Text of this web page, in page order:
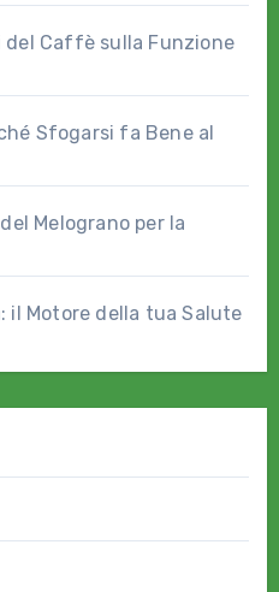
del Caffè sulla Funzione
Sfogarsi fa Bene al
Melograno per la
il Motore della tua Salute